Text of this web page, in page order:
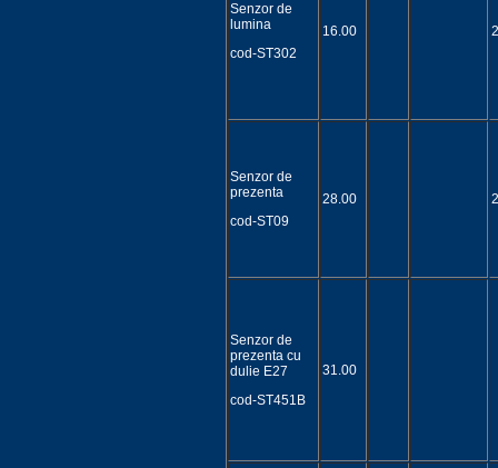
Senzor de
lumina
cod-ST302
16.00
Senzor de
prezenta
cod-ST09
28.00
Senzor de
prezenta cu
dulie E27
cod-ST451B
31.00